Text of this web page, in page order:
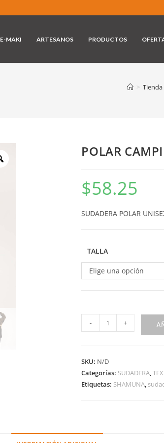
E-MAKI ARTESANOS PRODUCTOS
> Tienda
POLAR
$58.25
SUDADERA POLAR
TALLA
Elige una opción
- +
SKU: N/D
Categorías: SUDADERA,
Etiquetas: SHAMUNA,